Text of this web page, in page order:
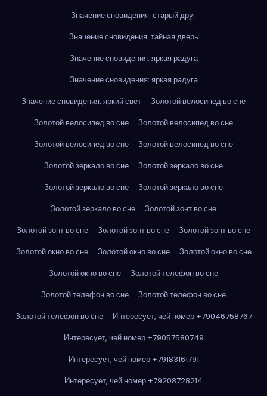
Значение сновидения: старый друг
Значение сновидения: тайная дверь
Значение сновидения: яркая радуга
Значение сновидения: яркая радуга
Значение сновидения: яркий свет
Золотой велосипед во сне
Золотой велосипед во сне
Золотой велосипед во сне
Золотой велосипед во сне
Золотой велосипед во сне
Золотой зеркало во сне
Золотой зеркало во сне
Золотой зеркало во сне
Золотой зеркало во сне
Золотой зеркало во сне
Золотой зонт во сне
Золотой зонт во сне
Золотой зонт во сне
Золотой зонт во сне
Золотой окно во сне
Золотой окно во сне
Золотой окно во сне
Золотой окно во сне
Золотой телефон во сне
Золотой телефон во сне
Золотой телефон во сне
Золотой телефон во сне
Интересует, чей номер +79046758767
Интересует, чей номер +79057580749
Интересует, чей номер +79183161791
Интересует, чей номер +79208728214